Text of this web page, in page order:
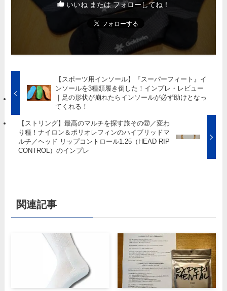
いいね または フォローしてね！
【スポーツ用インソール】『スーパーフィート』イ
ンソールを3種類履き倒した！インプレ・レビュー
｜足の形状が崩れたらインソールが必ず助けとなっ
てくれる！
【ストリング】最高のマルチを探す旅その㉗／変わ
り種！ナイロン＆ポリオレフィンのハイブリッドマ
ルチ／ヘッド リップコントロール1.25（HEAD RIP
CONTROL）のインプレ
関連記事